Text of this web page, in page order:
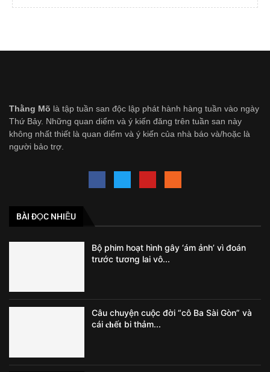
Thằng Mõ là tập tuần san độc lập phát hành hàng tuần vào ngày
Thứ Bảy. Những quan diểm và ý kiến đăng trên tuần san này
không nhất thiết là quan diểm và ý kiến của nhà báo và/hoặc là
người bảo trợ.
BÀI ĐỌC NHIỀU
Bộ phim hoạt hình gây ‘ám ảnh’ vì đoán
trước tương lai vô...
Câu chuyện cuộc đời “cô Ba Sài Gòn” và
cái 𝐜𝐡ế𝐭 bi thảm...